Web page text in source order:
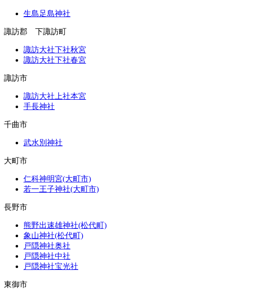
生島足島神社
諏訪郡 下諏訪町
諏訪大社下社秋宮
諏訪大社下社春宮
諏訪市
諏訪大社上社本宮
手長神社
千曲市
武水別神社
大町市
仁科神明宮(大町市)
若一王子神社(大町市)
長野市
熊野出速雄神社(松代町)
象山神社(松代町)
戸隠神社奥社
戸隠神社中社
戸隠神社宝光社
東御市